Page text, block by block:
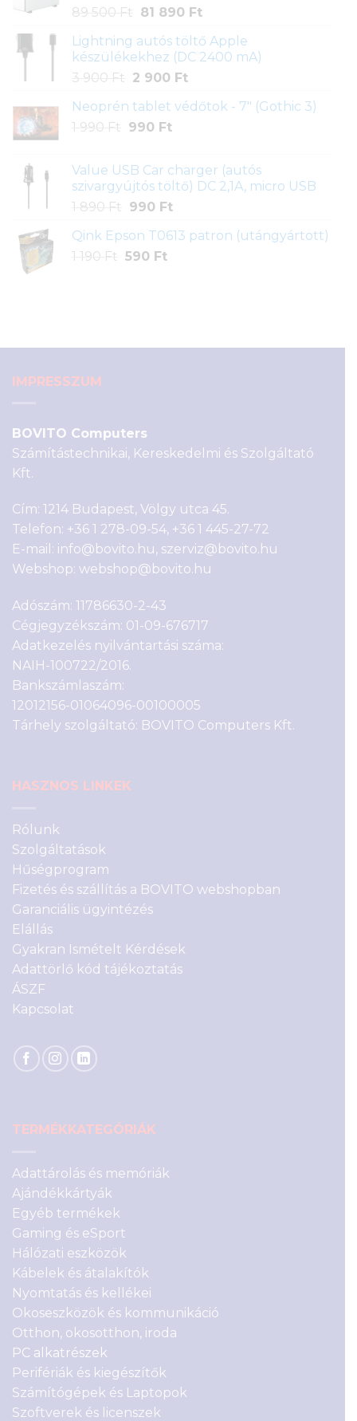
89 500 Ft
Original
was:
89
500 Ft.
81 890 FtCurrent
is:
81
Lightning autós töltő Apple
készülékekhez (DC 2400 mA)
3 900 Ft
Original
was:
3
2 900 FtCurrent
is:
Neoprén tablet védőtok - 7" (Gothic 3)
1 990 Ft
Original
1
990 Ft.
990 FtCurrent
990 Ft.
Value USB Car charger (autós
szivargyújtós töltő) DC 2,1A, micro USB
1 890 Ft
Original
was:
1
990 FtCurrent
is:
Qink Epson T0613 patron (utángyártott)
1 190 Ft Original
590 FtCurrent
IMPRESSZUM
BOVITO Computers
Számítástechnikai, Kereskedelmi és Szolgáltató
Kft.
Cím: 1214 Budapest, Völgy utca 45.
Telefon: +36 1 278-09-54, +36 1 445-27-72
E-mail: info@bovito.hu, szerviz@bovito.hu
Webshop: webshop@bovito.hu
Adószám: 11786630-2-43
Cégjegyzékszám: 01-09-676717
Adatkezelés nyilvántartási száma:
NAIH-100722/2016.
Bankszámlaszám:
12012156-01064096-00100005
Tárhely szolgáltató: BOVITO Computers Kft.
HASZNOS LINKEK
Rólunk
Szolgáltatások
Hűségprogram
Fizetés és szállítás a BOVITO webshopban
Garanciális ügyintézés
Elállás
Gyakran Ismételt Kérdések
Adattörlő kód tájékoztatás
ÁSZF
Kapcsolat
TERMÉKKATEGÓRIÁK
Adattárolás és memóriák
Ajándékkártyák
Egyéb termékek
Gaming és eSport
Hálózati eszközök
Kábelek és átalakítók
Nyomtatás és kellékei
Okoseszközök és kommunikáció
Otthon, okosotthon, iroda
PC alkatrészek
Perifériák és kiegészítők
Számítógépek és Laptopok
Szoftverek és licenszek